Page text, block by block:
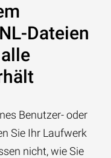
Dateien
Benutzer- oder
Sie Ihr Laufwerk
nicht, wie Sie